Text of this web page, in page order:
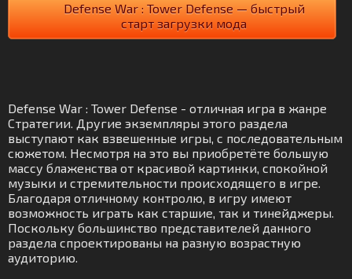
Defense War : Tower Defense — быстрый
старт загрузки мода
Defense War : Tower Defense - отличная игра в жанре
Стратегии. Другие экземпляры этого раздела
выступают как взвешенные игры, с последовательным
сюжетом. Несмотря на это вы приобретёте большую
массу блаженства от красивой картинки, спокойной
музыки и стремительности происходящего в игре.
Благодаря отличному контролю, в игру имеют
возможность играть как старшие, так и тинейджеры.
Поскольку большинство представителей данного
раздела спроектированы на разную возрастную
аудиторию.